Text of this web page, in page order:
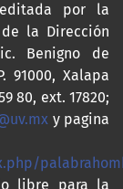
por la
de la Dirección
Benigno de
91000, Xalapa
80, ext. 17820;
y pagina
libre para la